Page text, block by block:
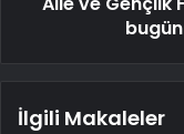
İlgili Makaleler